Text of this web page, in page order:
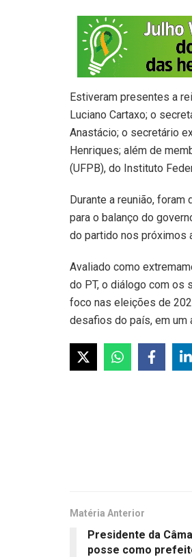
Estiveram presentes a
Luciano Cartaxo; o
Anastácio; o secretário
Henriques; além de
(UFPB), do Instituto
Durante a reunião,
para o balanço do
do partido nos próximos
Avaliado como
do PT, o diálogo com os
foco nas eleições de
desafios do país, em um
Matéria Anterior
Presidente da
posse como